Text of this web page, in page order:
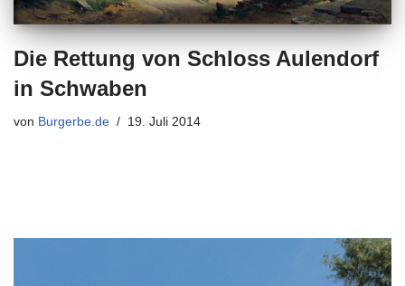
Die Rettung von Schloss Aulendorf
in Schwaben
von Burgerbe.de 19. Juli 2014